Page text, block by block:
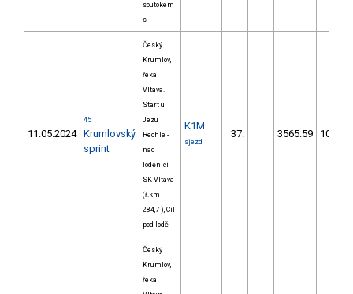
soutokem
s
11.05.2024
45
Krumlovský
sprint
Český
Krumlov,
řeka
Vltava.
Start u
Jezu
Rechle -
nad
loděnicí
SK Vltava
(ř.km
284,7 ), Cíl
pod lodě
K1M
sjezd
37. 3565.59
Český
Krumlov,
řeka